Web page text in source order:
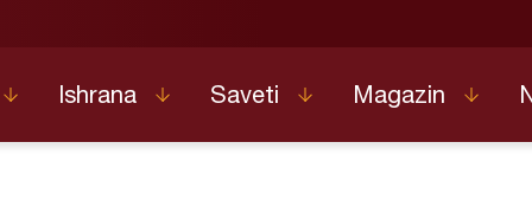
Ishrana Saveti Magazin